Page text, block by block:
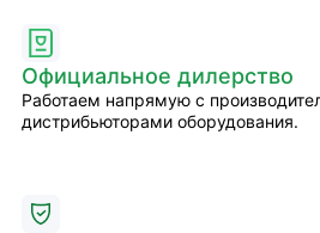
Официальное дилерство
Работаем напрямую с
дистрибьюторами оборудования.